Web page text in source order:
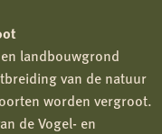
landbouwgrond
van de natuur
worden vergroot.
de Vogel- en